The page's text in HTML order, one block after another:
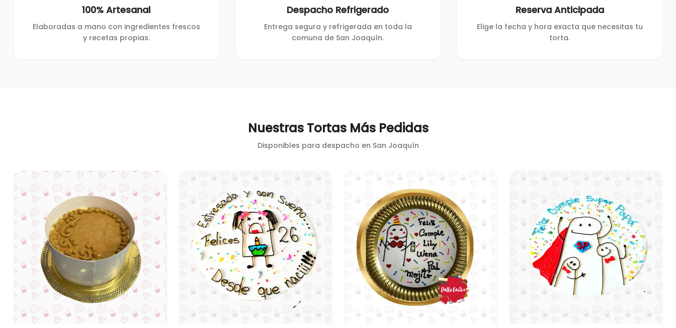
100% Artesanal
Elaboradas a mano con ingredientes frescos
y recetas propias.
Despacho Refrigerado
Entrega segura y refrigerada en toda la
comuna de San Joaquín.
Reserva Anticipada
Elige la fecha y hora exacta que necesitas tu
torta.
Nuestras Tortas Más Pedidas
Disponibles para despacho en San Joaquín